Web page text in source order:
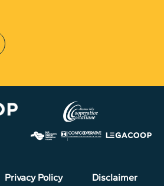
Privacy Policy
Disclaimer